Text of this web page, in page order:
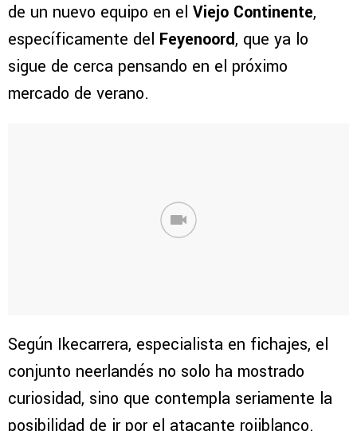
de un nuevo equipo en el Viejo Continente,
específicamente del Feyenoord, que ya lo
sigue de cerca pensando en el próximo
mercado de verano.
Según Ikecarrera, especialista en fichajes, el
conjunto neerlandés no solo ha mostrado
curiosidad, sino que contempla seriamente la
posibilidad de ir por el atacante rojiblanco.